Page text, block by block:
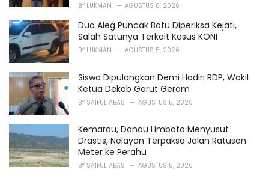
BY LUKMAN AGUSTUS 6, 2026
Dua Aleg Puncak Botu Diperiksa Kejati,
Salah Satunya Terkait Kasus KONI
BY LUKMAN AGUSTUS 5, 2026
Siswa Dipulangkan Demi Hadiri RDP, Wakil
Ketua Dekab Gorut Geram
BY SAIFUL ABAS AGUSTUS 5, 2026
Kemarau, Danau Limboto Menyusut
Drastis, Nelayan Terpaksa Jalan Ratusan
Meter ke Perahu
BY SAIFUL ABAS AGUSTUS 5, 2026